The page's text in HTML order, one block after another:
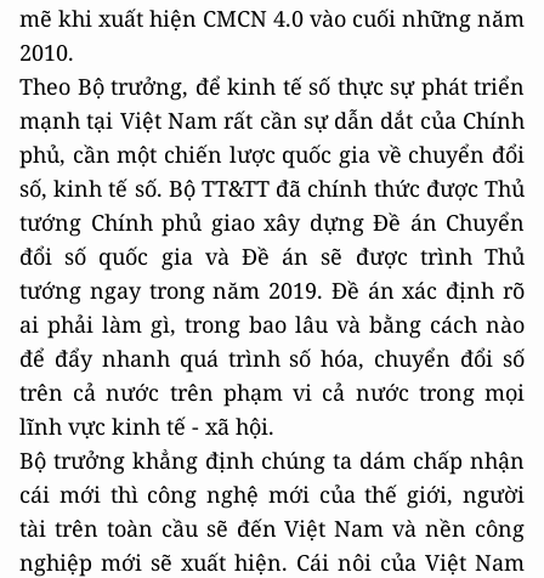
mẽ khi xuất hiện CMCN 4.0 vào cuối những năm
2010.
Theo Bộ trưởng, để kinh tế số thực sự phát triển
mạnh tại Việt Nam rất cần sự dẫn dắt của Chính
phủ, cần một chiến lược quốc gia về chuyển đổi
số, kinh tế số. Bộ TT&TT đã chính thức được Thủ
tướng Chính phủ giao xây dựng Đề án Chuyển
đổi số quốc gia và Đề án sẽ được trình Thủ
tướng ngay trong năm 2019. Đề án xác định rõ
ai phải làm gì, trong bao lâu và bằng cách nào
để đẩy nhanh quá trình số hóa, chuyển đổi số
trên cả nước trên phạm vi cả nước trong mọi
lĩnh vực kinh tế - xã hội.
Bộ trưởng khẳng định chúng ta dám chấp nhận
cái mới thì công nghệ mới của thế giới, người
tài trên toàn cầu sẽ đến Việt Nam và nền công
nghiệp mới sẽ xuất hiện. Cái nôi của Việt Nam